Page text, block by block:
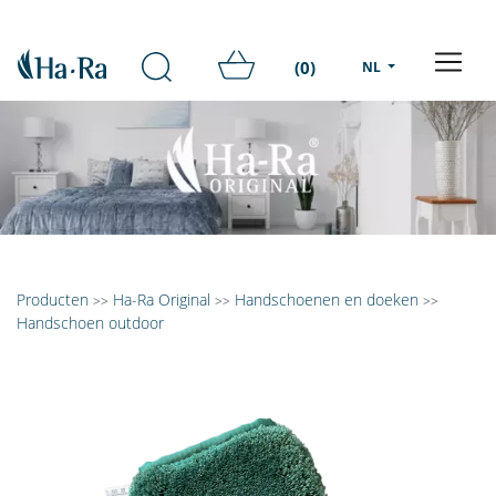
(0) NL
Producten >> Ha-Ra Original >> Handschoenen en doeken >>
Handschoen outdoor